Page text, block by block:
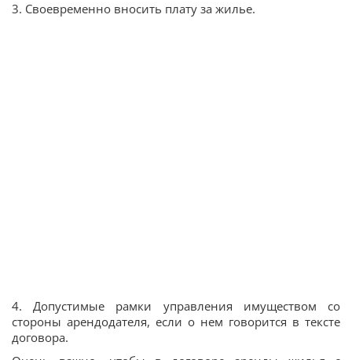
3. Своевременно вносить плату за жилье.
4. Допустимые рамки управления имуществом со
стороны арендодателя, если о нем говорится в тексте
договора.